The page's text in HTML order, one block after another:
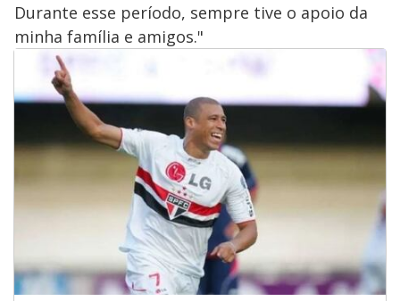
Durante esse período, sempre tive o apoio da
minha família e amigos."